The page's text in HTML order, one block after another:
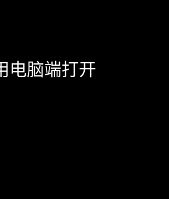
电脑端打开